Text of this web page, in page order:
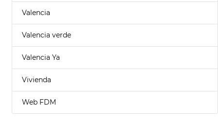
Valencia
Valencia verde
Valencia Ya
Vivienda
Web FDM